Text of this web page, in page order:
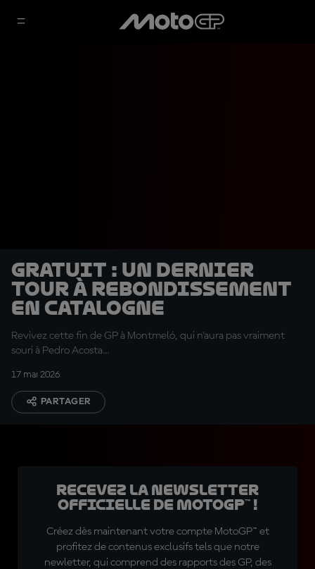
GRATUIT : Un dernier
tour à rebondissement
en Catalogne
Revivez cette fin de GP à Montmeló, qui n'aura pas vraiment
souri à Pedro Acosta...
17 mai 2026
PARTAGER
Recevez la Newsletter
officielle de MotoGP™ !
Créez dès maintenant votre compte MotoGP™ et
profitez de contenus exclusifs tels que notre
newletter, qui comprend des rapports des GP, des